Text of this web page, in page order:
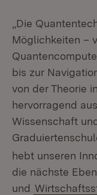
„Die
Möglichkeiten –
bis zur
von der Theorie
hervorragend
Wissenschaft
hebt unseren
die nächste
und